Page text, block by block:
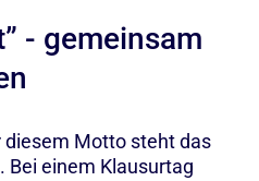
- gemeinsam
diesem Motto steht das
Bei einem Klausurtag